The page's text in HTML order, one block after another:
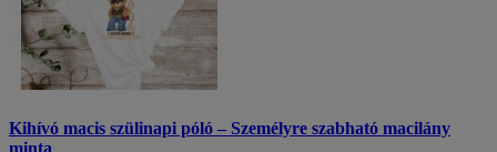
Kihívó macis szülinapi póló – Személyre szabható macilány
minta